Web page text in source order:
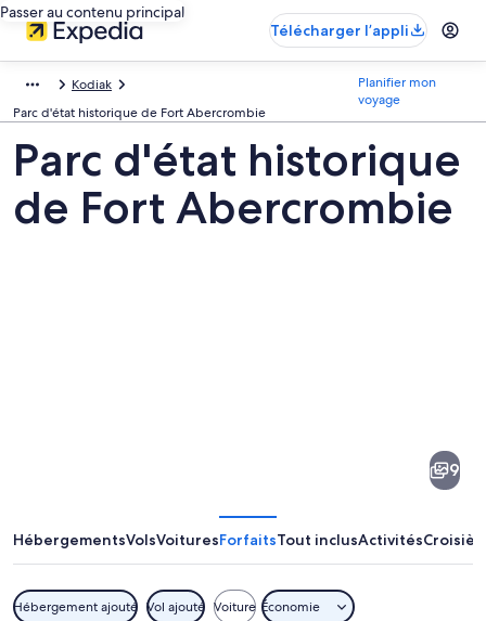
Passer au contenu principal
Télécharger l’appli
Kodiak
Parc d'état historique de Fort Abercrombie
Planifier mon
voyage
Parc d'état historique
de Fort Abercrombie
Parc
historique
9
HébergementsVolsVoituresForfaitsTout inclusActivités
Hébergement ajouté Vol ajouté Voiture Économie